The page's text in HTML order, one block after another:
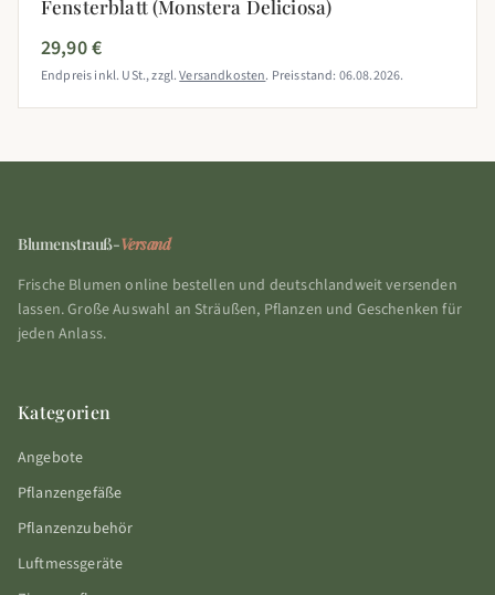
Fensterblatt (Monstera Deliciosa)
29,90 €
Endpreis inkl. USt., zzgl.Versandkosten. Preisstand: 06.08.2026.
Blumenstrauß-Versand
Frische Blumen online bestellen und deutschlandweit versenden
lassen. Große Auswahl an Sträußen, Pflanzen und Geschenken für
jeden Anlass.
Kategorien
Angebote
Pflanzengefäße
Pflanzenzubehör
Luftmessgeräte